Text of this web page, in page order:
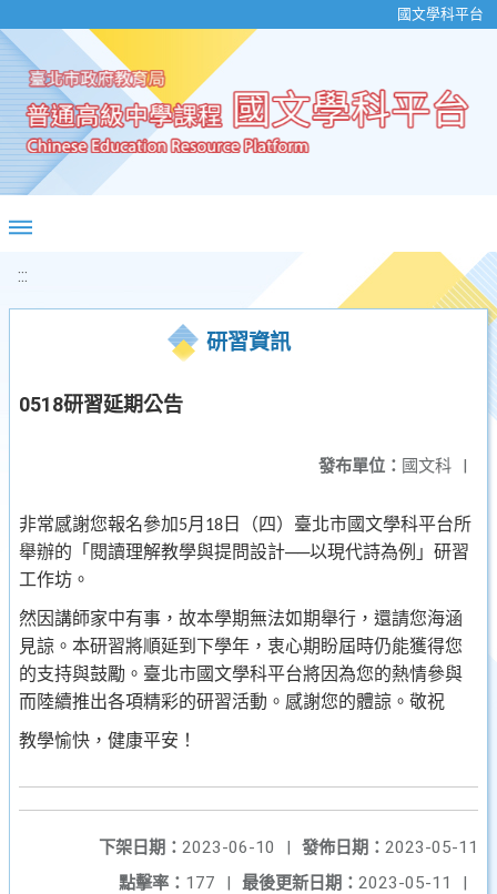
國文學科平台
:::
研習資訊
0518研習延期公告
發布單位： 國文科 |
非常感謝您報名參加5月 18 日（四）臺北市國文學科平台所
舉辦的「閱讀理解教學與提問設計──以現代詩為例」研習
工作坊。
然因講師家中有事，故本學期無法如期舉行，還請您海涵
見諒。本研習將順延到下學年，衷心期盼屆時仍能獲得您
的支持與鼓勵。臺北市國文學科平台將因為您的熱情參與
而陸續推出各項精彩的研習活動。感謝您的體諒。敬祝
教學愉快，健康平安！
發佈日期： 2023-05-11
下架日期： 2023-06-10
|
最後更新日期： 2023-05-11 |
點擊率： 177 |